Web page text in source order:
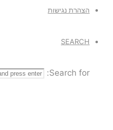
הצהרת נגישות
SEARCH
Search for: